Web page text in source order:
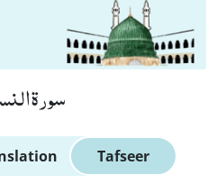
سورة
Tafseer